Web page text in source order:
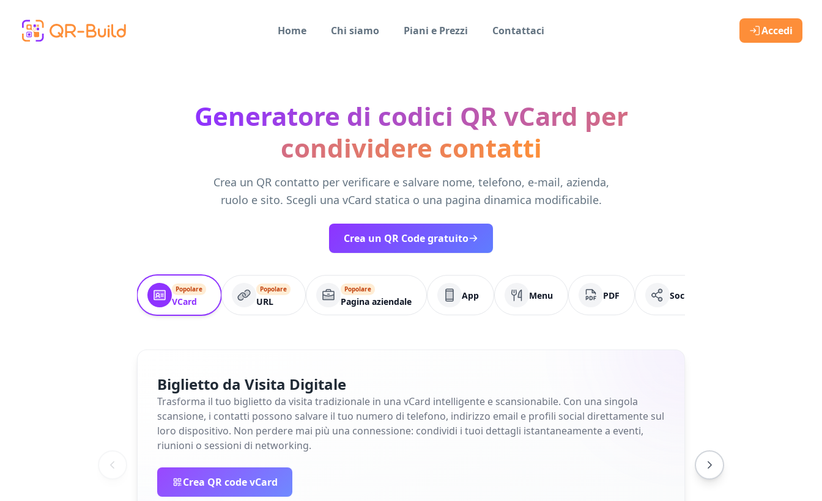
Home
Chi siamo Piani e Prezzi Contattaci Accedi
Generatore di codici QR vCard per
condividere contatti
Crea un QR contatto per verificare e salvare nome, telefono, e-mail, azienda,
ruolo e sito. Scegli una vCard statica o una pagina dinamica modificabile.
Crea un QR Code gratuito
Popolare
VCard
Popolare
URL
Popolare
Pagina aziendale
App Menu PDF Social Media
Biglietto da Visita Digitale
Trasforma il tuo biglietto da visita tradizionale in una vCard intelligente e scansionabile. Con una singola
scansione, i contatti possono salvare il tuo numero di telefono, indirizzo email e profili social direttamente sul
loro dispositivo. Non perdere mai più una connessione: condividi i tuoi dettagli istantaneamente a eventi,
riunioni o sessioni di networking.
Crea QR code vCard